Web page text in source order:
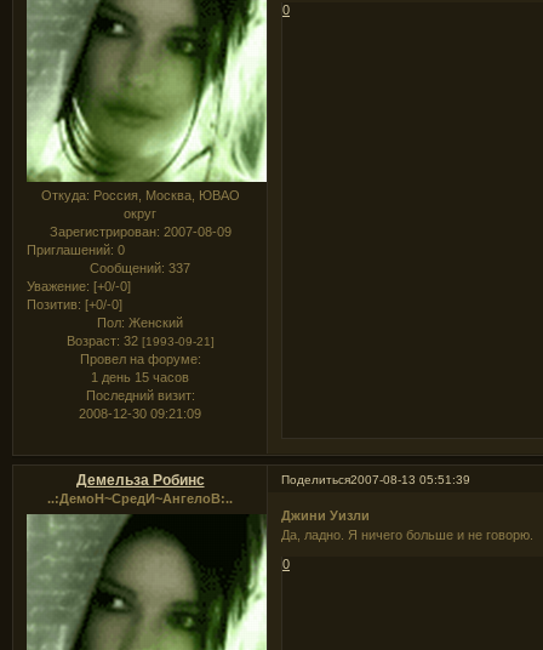
Откуда: Россия, Москва, ЮВАО
округ
Зарегистрирован: 2007-08-09
Приглашений: 0
Сообщений: 337
Уважение: [+0/-0]
Позитив: [+0/-0]
Пол: Женский
Возраст: 32 [1993-09-21]
Провел на форуме:
1 день 15 часов
Последний визит:
2008-12-30 09:21:09
0
Поделиться2007-08-13 05:51:39
Демельза Робинс
..:ДемоН~СредИ~АнгелоВ:..
Джини Уизли
Да, ладно. Я ничего больше и не говорю.
0